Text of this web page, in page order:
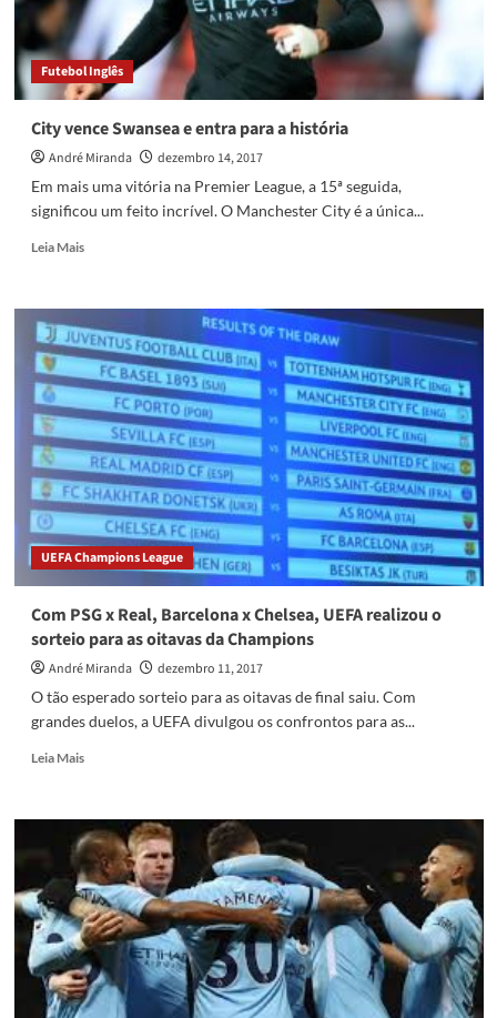
Futebol Inglês
City vence Swansea e entra para a história
André Miranda
dezembro 14, 2017
Em mais uma vitória na Premier League, a 15ª seguida,
significou um feito incrível. O Manchester City é a única...
Leia MaisRead
City
vence
Swansea
entra
para
a
história
UEFA Champions League
Com PSG x Real, Barcelona x Chelsea, UEFA realizou o
sorteio para as oitavas da Champions
André Miranda
dezembro 11, 2017
O tão esperado sorteio para as oitavas de final saiu. Com
grandes duelos, a UEFA divulgou os confrontos para as...
Leia MaisRead
Com
PSG
x
Real,
Barcelona
x
Chelsea,
UEFA
realizou
o